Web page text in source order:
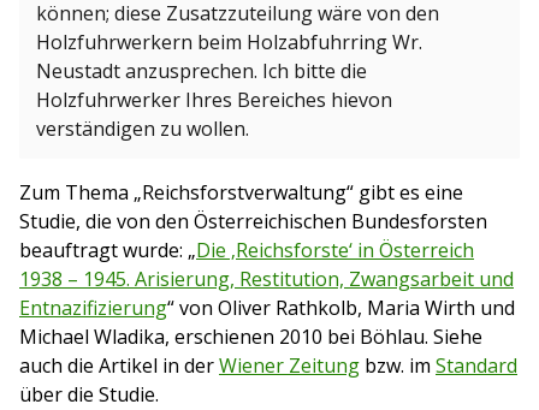
können; diese Zusatzzuteilung wäre von den
Holzfuhrwerkern beim Holzabfuhrring Wr.
Neustadt anzusprechen. Ich bitte die
Holzfuhrwerker Ihres Bereiches hievon
verständigen zu wollen.
Zum Thema „Reichsforstverwaltung“ gibt es eine
Studie, die von den Österreichischen Bundesforsten
beauftragt wurde: „Die ‚Reichsforste‘ in Österreich
1938 – 1945. Arisierung, Restitution, Zwangsarbeit und
Entnazifizierung“ von Oliver Rathkolb, Maria Wirth und
Michael Wladika, erschienen 2010 bei Böhlau. Siehe
auch die Artikel in derWiener Zeitung bzw. im Standard
über die Studie.